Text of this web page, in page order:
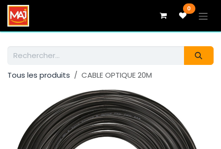
Se rendre au contenu 0
Tous les produits CABLE OPTIQUE 20M